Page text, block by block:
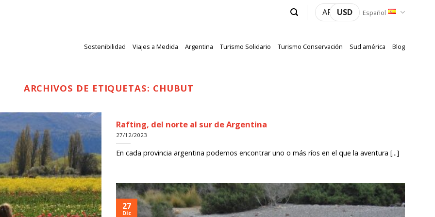
ARS USD Español
Sostenibilidad Viajes a Medida Argentina Turismo Solidario Turismo Conservación Sud américa Blog
ARCHIVOS DE ETIQUETAS: CHUBUT
Rafting, del norte al sur de Argentina
27/12/2023
En cada provincia argentina podemos encontrar uno o más ríos en el que la aventura [...]
27
Dic